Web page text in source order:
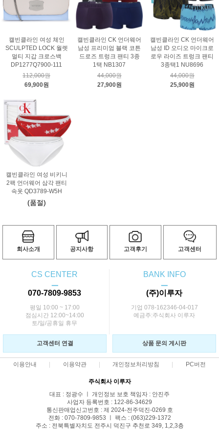
캘빈클라인 여성 체인
SCULPTED LOCK 월렛
멀티 지갑 크로스백
DP1277Q7900-111
112,000원
69,900원
캘빈클라인 CK 언더웨어
남성 프리미엄 블랙 코튼
드로즈 트렁크 팬티 3종
1택 NB1307
44,000원
27,900원
캘빈클라인 CK 언더웨어
남성 ID 오디오 마이크로
로우 라이즈 트렁크 팬티
3종택1 NU8696
44,000원
25,900원
캘빈클라인 여성 비키니
2팩 언더웨어 삼각 팬티
속옷 QD3789-W5H
(품절)
회사소개 공지사항 고객후기 고객센터
CS CENTER
ㅡ
070-7809-9853
평일 10:00 ~ 17:00
점심시간 12:00~14:00
토/일/공휴일 휴무
BANK INFO
ㅡ
(주)이루자
기업 078-162346-04-017
예금주:주식회사 이루자
고객센터 연결 상품 문의 게시판
이용안내 이용약관 개인정보처리방침 PC버전
주식회사 이루자
대표 : 정광수 ㅣ 개인정보 보호 책임자 : 안진주
사업자 등록번호 : 122-86-34629
통신판매업신고번호 : 제 2024-전주덕진-0269 호
전화 : 070-7809-9853 ㅣ 팩스 : (063)229-1372
주소 : 전북특별자치도 전주시 덕진구 추천로 349, 1,2,3층